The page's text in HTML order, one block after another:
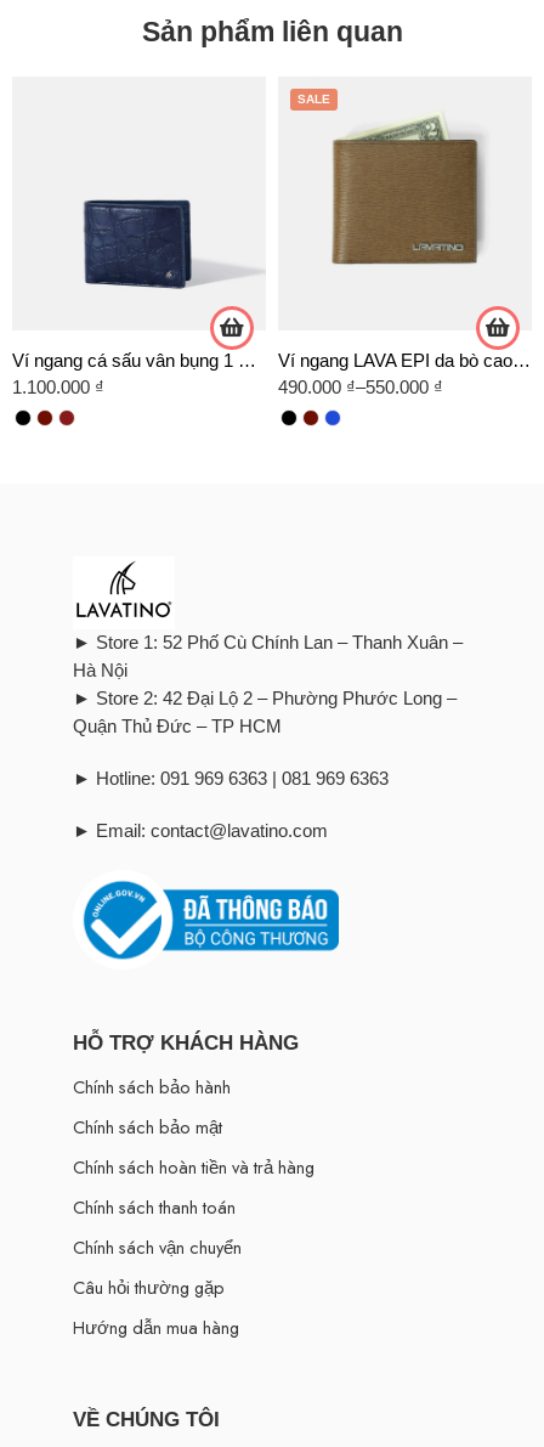
Sản phẩm liên quan
Ví ngang cá sấu vân bụng 1 mặt – WNS01
1.100.000 ₫
SALE
Ví ngang LAVA EPI da bò cao cấp
490.000 ₫–550.000 ₫
► Store 1: 52 Phố Cù Chính Lan – Thanh Xuân –
Hà Nội
► Store 2: 42 Đại Lộ 2 – Phường Phước Long –
Quận Thủ Đức – TP HCM
► Hotline: 091 969 6363 | 081 969 6363
► Email: contact@lavatino.com
HỖ TRỢ KHÁCH HÀNG
Chính sách bảo hành
Chính sách bảo mật
Chính sách hoàn tiền và trả hàng
Chính sách thanh toán
Chính sách vận chuyển
Câu hỏi thường gặp
Hướng dẫn mua hàng
VỀ CHÚNG TÔI